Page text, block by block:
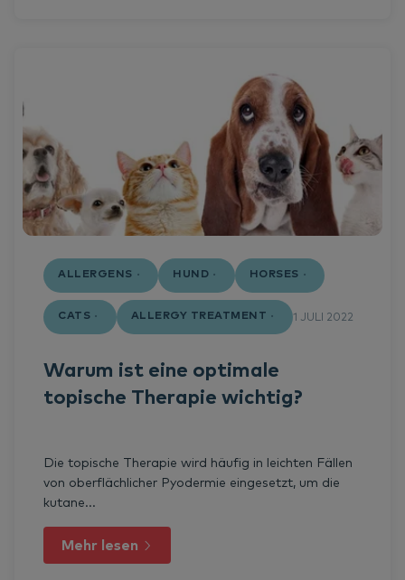
ALLERGENS HUND HORSES
CATS ALLERGY TREATMENT 1 JULI 2022
Warum ist eine optimale
topische Therapie wichtig?
Die topische Therapie wird häufig in leichten Fällen
von oberflächlicher Pyodermie eingesetzt, um die
kutane...
Mehr lesen